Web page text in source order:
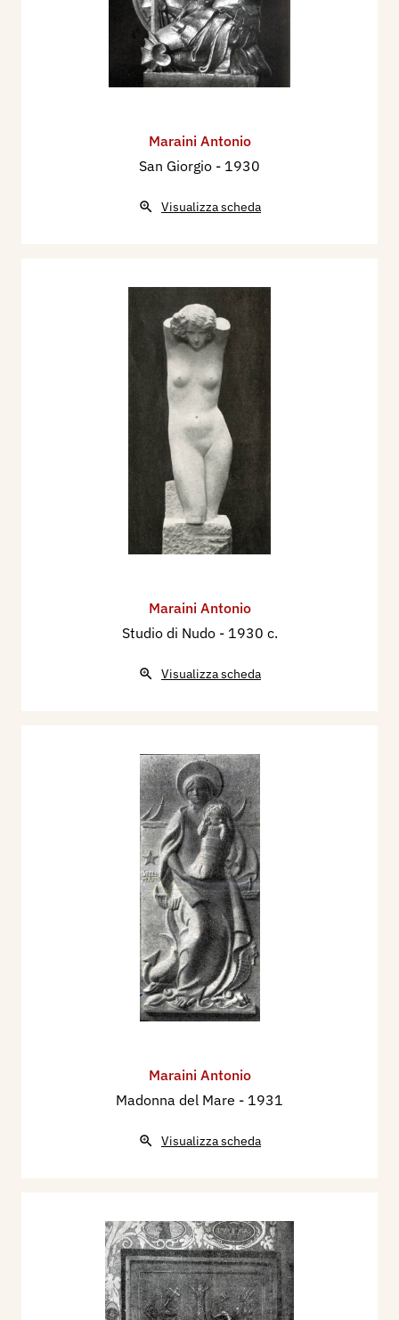
Maraini Antonio
San Giorgio - 1930
Visualizza scheda
Maraini Antonio
Studio di Nudo - 1930 c.
Visualizza scheda
Maraini Antonio
Madonna del Mare - 1931
Visualizza scheda